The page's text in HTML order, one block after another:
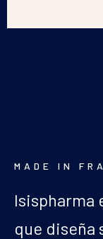
MADE IN
Isispharma
que